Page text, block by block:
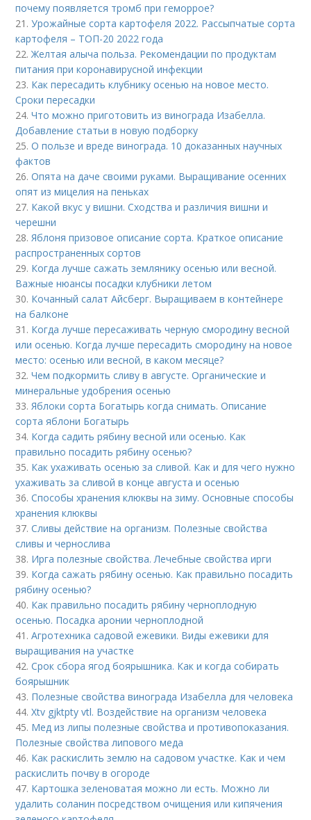
почему появляется тромб при геморрое?
21.Урожайные сорта картофеля 2022. Рассыпчатые сорта
картофеля – ТОП-20 2022 года
22.Желтая алыча польза. Рекомендации по продуктам
питания при коронавирусной инфекции
23. Как пересадить клубнику осенью на новое место.
Сроки пересадки
24.Что можно приготовить из винограда Изабелла.
Добавление статьи в новую подборку
25.О пользе и вреде винограда. 10 доказанных научных
фактов
26.Опята на даче своими руками. Выращивание осенних
опят из мицелия на пеньках
27. Какой вкус у вишни. Сходства и различия вишни и
черешни
28.Яблоня призовое описание сорта. Краткое описание
распространенных сортов
29. Когда лучше сажать землянику осенью или весной.
Важные нюансы посадки клубники летом
30. Кочанный салат Айсберг. Выращиваем в контейнере
на балконе
31. Когда лучше пересаживать черную смородину весной
или осенью. Когда лучше пересадить смородину на новое
место: осенью или весной, в каком месяце?
32.Чем подкормить сливу в августе. Органические и
минеральные удобрения осенью
33.Яблоки сорта Богатырь когда снимать. Описание
сорта яблони Богатырь
34. Когда садить рябину весной или осенью. Как
правильно посадить рябину осенью?
35. Как ухаживать осенью за сливой. Как и для чего нужно
ухаживать за сливой в конце августа и осенью
36.Способы хранения клюквы на зиму. Основные способы
хранения клюквы
37.Сливы действие на организм. Полезные свойства
сливы и чернослива
38. Ирга полезные свойства. Лечебные свойства ирги
39. Когда сажать рябину осенью. Как правильно посадить
рябину осенью?
40. Как правильно посадить рябину черноплодную
осенью. Посадка аронии черноплодной
41.Агротехника садовой ежевики. Виды ежевики для
выращивания на участке
42.Срок сбора ягод боярышника. Как и когда собирать
боярышник
43. Полезные свойства винограда Изабелла для человека
44.Xtv gjktpty vtl. Воздействие на организм человека
45. Мед из липы полезные свойства и противопоказания.
Полезные свойства липового меда
46. Как раскислить землю на садовом участке. Как и чем
раскислить почву в огороде
47. Картошка зеленоватая можно ли есть. Можно ли
удалить соланин посредством очищения или кипячения